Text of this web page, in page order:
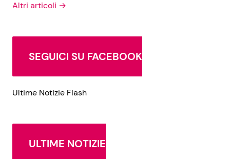
Altri articoli →
SEGUICI SU FACEBOOK
Ultime Notizie Flash
ULTIME NOTIZIE